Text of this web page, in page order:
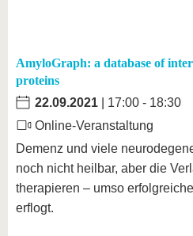
AmyloGraph: a database of
proteins
22.09.2021 | 17:00 - 18:30
Online-Veranstaltung
Demenz und viele
noch nicht heilbar, aber die
therapieren – umso
erflogt.